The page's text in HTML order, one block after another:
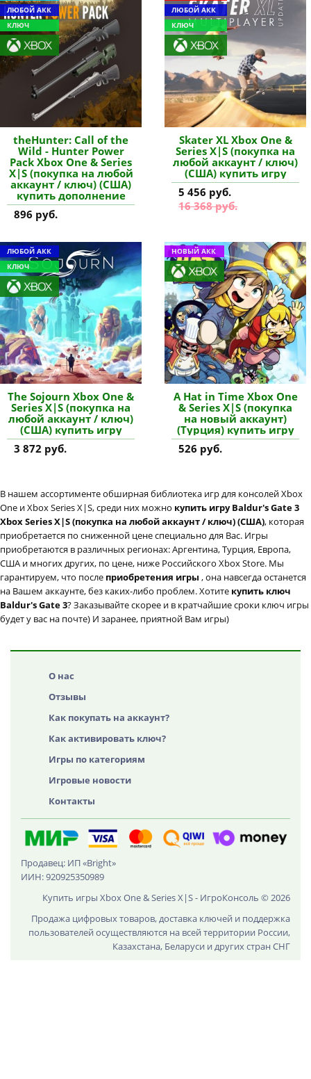
ЛЮБОЙ АКК
КЛЮЧ
theHunter: Call of the
Wild - Hunter Power
Pack Xbox One & Series
X|S (покупка на любой
аккаунт / ключ) (США)
купить дополнение
896 руб.
ЛЮБОЙ АКК
КЛЮЧ
Skater XL Xbox One &
Series X|S (покупка на
любой аккаунт / ключ)
(США) купить игру
5 456 руб.
16 368 руб.
ЛЮБОЙ АКК
КЛЮЧ
The Sojourn Xbox One &
Series X|S (покупка на
любой аккаунт / ключ)
(США) купить игру
3 872 руб.
НОВЫЙ АКК
A Hat in Time Xbox One
& Series X|S (покупка
на новый аккаунт)
(Турция) купить игру
526 руб.
В нашем ассортименте обширная библиотека игр для консолей Xbox
One и Xbox Series X|S, среди них можно купить игру Baldur's Gate 3
Xbox Series X|S (покупка на любой аккаунт / ключ) (США), которая
приобретается по сниженной цене специально для Вас. Игры
приобретаются в различных регионах: Аргентина, Турция, Европа,
США и многих других, по цене, ниже Российского Xbox Store. Мы
гарантируем, что после приобретения игры , она навсегда останется
на Вашем аккаунте, без каких-либо проблем. Хотите купить ключ
Baldur's Gate 3? Заказывайте скорее и в кратчайшие сроки ключ игры
будет у вас на почте) И заранее, приятной Вам игры)
О нас
Отзывы
Как покупать на аккаунт?
Как активировать ключ?
Игры по категориям
Игровые новости
Контакты
Продавец: ИП «Bright»
ИИН: 920925350989
Купить игры Xbox One & Series X|S - ИгроКонсоль © 2026
Продажа цифровых товаров, доставка ключей и поддержка
пользователей осуществляются на всей территории России,
Казахстана, Беларуси и других стран СНГ